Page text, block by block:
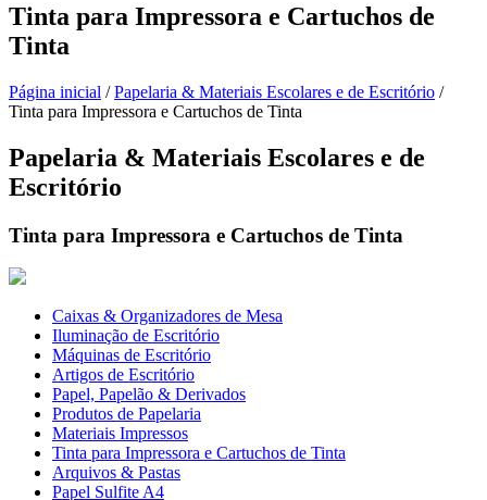
Tinta para Impressora e Cartuchos de
Tinta
Página inicial /Papelaria & Materiais Escolares e de Escritório /
Tinta para Impressora e Cartuchos de Tinta
Papelaria & Materiais Escolares e de
Escritório
Tinta para Impressora e Cartuchos de Tinta
Caixas & Organizadores de Mesa
Iluminação de Escritório
Máquinas de Escritório
Artigos de Escritório
Papel, Papelão & Derivados
Produtos de Papelaria
Materiais Impressos
Tinta para Impressora e Cartuchos de Tinta
Arquivos & Pastas
Papel Sulfite A4